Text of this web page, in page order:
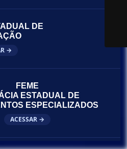
DE
→
FEME
ESTADUAL DE
ESPECIALIZADOS
ACESSAR →